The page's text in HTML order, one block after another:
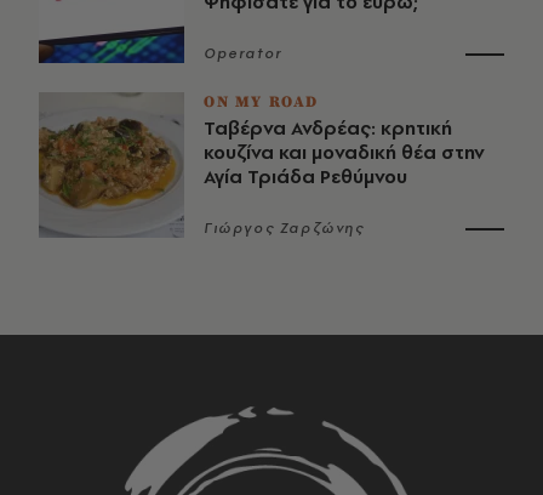
Operator
ON MY ROAD
Ταβέρνα Ανδρέας: κρητική
κουζίνα και μοναδική θέα στην
Αγία Τριάδα Ρεθύμνου
Γιώργος Ζαρζώνης